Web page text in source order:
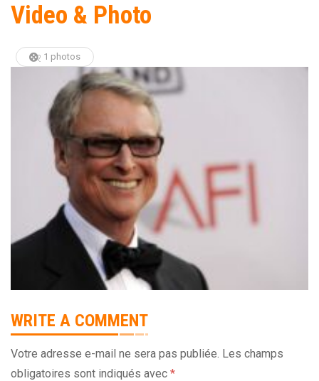
Video & Photo
1 photos
WRITE A COMMENT
Votre adresse e-mail ne sera pas publiée. Les champs
obligatoires sont indiqués avec *